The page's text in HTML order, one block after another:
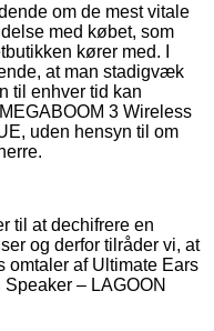
om de mest vitale
med købet, som
kører med. I
at man stadigvæk
til enhver tid kan
3 Wireless
uden hensyn til om
til at dechifrere en
og derfor tilråder vi, at
omtaler af Ultimate Ears
– LAGOON